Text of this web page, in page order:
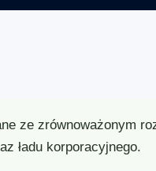
ze zrównoważonym
ładu korporacyjnego.